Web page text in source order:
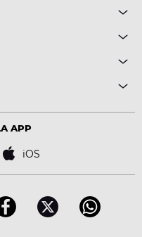
APP
iOS